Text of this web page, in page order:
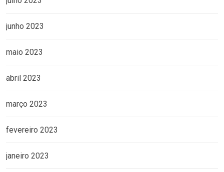
junho 2023
maio 2023
abril 2023
março 2023
fevereiro 2023
janeiro 2023